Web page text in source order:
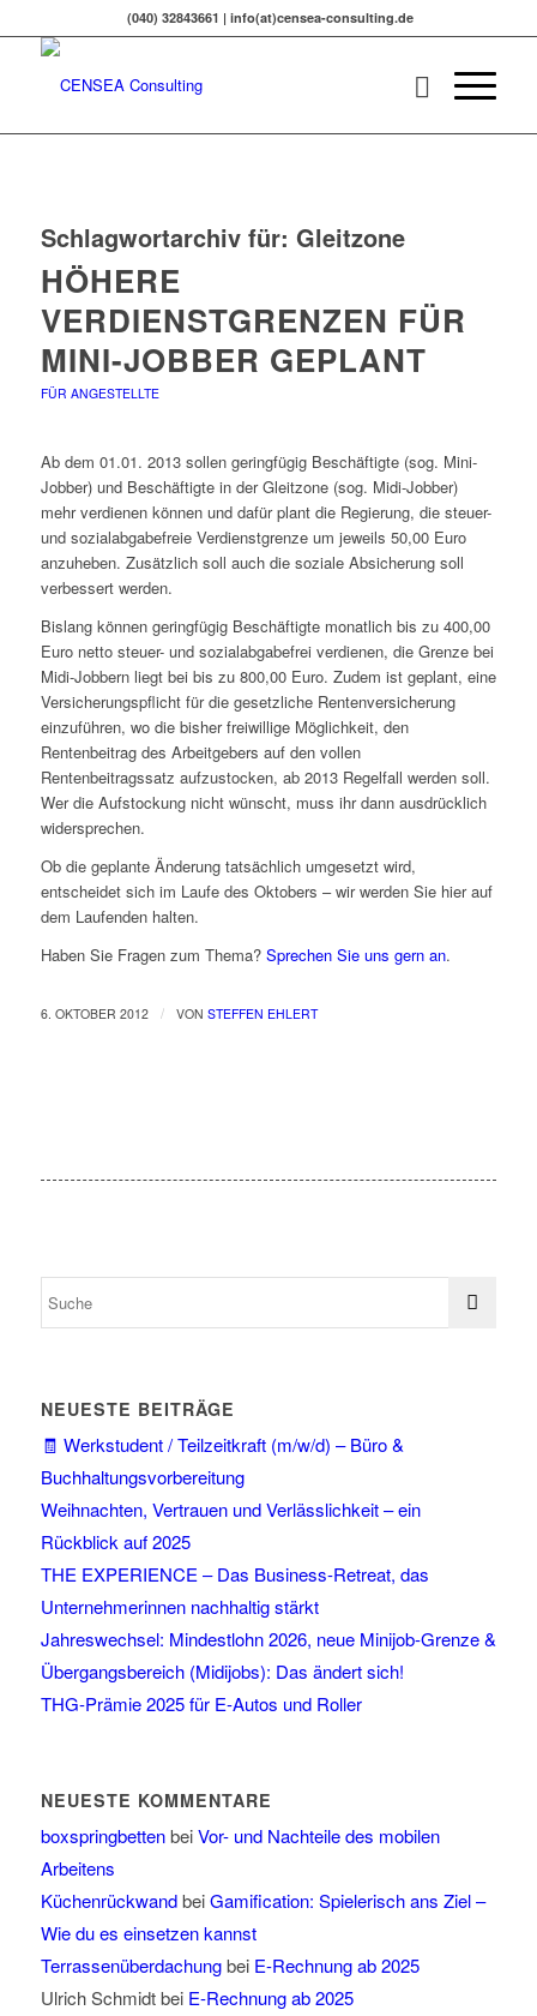
(040) 32843661 | info(at)censea-consulting.de
Schlagwortarchiv für: Gleitzone
HÖHERE
VERDIENSTGRENZEN FÜR
MINI-JOBBER GEPLANT
FÜR ANGESTELLTE
Ab dem 01.01. 2013 sollen geringfügig Beschäftigte (sog. Mini-
Jobber) und Beschäftigte in der Gleitzone (sog. Midi-Jobber)
mehr verdienen können und dafür plant die Regierung, die steuer-
und sozialabgabefreie Verdienstgrenze um jeweils 50,00 Euro
anzuheben. Zusätzlich soll auch die soziale Absicherung soll
verbessert werden.
Bislang können geringfügig Beschäftigte monatlich bis zu 400,00
Euro netto steuer- und sozialabgabefrei verdienen, die Grenze bei
Midi-Jobbern liegt bei bis zu 800,00 Euro. Zudem ist geplant, eine
Versicherungspflicht für die gesetzliche Rentenversicherung
einzuführen, wo die bisher freiwillige Möglichkeit, den
Rentenbeitrag des Arbeitgebers auf den vollen
Rentenbeitragssatz aufzustocken, ab 2013 Regelfall werden soll.
Wer die Aufstockung nicht wünscht, muss ihr dann ausdrücklich
widersprechen.
Ob die geplante Änderung tatsächlich umgesetzt wird,
entscheidet sich im Laufe des Oktobers – wir werden Sie hier auf
dem Laufenden halten.
Haben Sie Fragen zum Thema? Sprechen Sie uns gern an.
6. OKTOBER 2012 / VON STEFFEN EHLERT
NEUESTE BEITRÄGE
🧾 Werkstudent / Teilzeitkraft (m/w/d) – Büro &
Buchhaltungsvorbereitung
Weihnachten, Vertrauen und Verlässlichkeit – ein
Rückblick auf 2025
THE EXPERIENCE – Das Business-Retreat, das
Unternehmerinnen nachhaltig stärkt
Jahreswechsel: Mindestlohn 2026, neue Minijob-Grenze &
Übergangsbereich (Midijobs): Das ändert sich!
THG-Prämie 2025 für E-Autos und Roller
NEUESTE KOMMENTARE
boxspringbettenbeiVor- und Nachteile des mobilen
Arbeitens
KüchenrückwandbeiGamification: Spielerisch ans Ziel –
Wie du es einsetzen kannst
Terrassenüberdachungbei E-Rechnung ab 2025
Ulrich Schmidtbei E-Rechnung ab 2025